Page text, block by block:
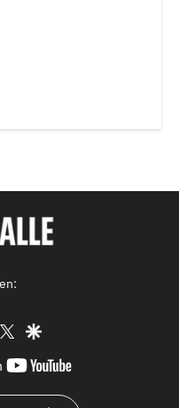
twittergoogle
youtube-